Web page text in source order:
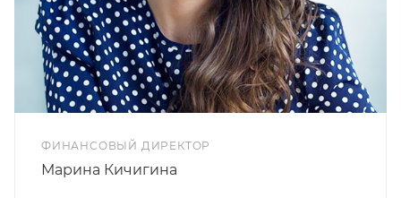
ФИНАНСОВЫЙ ДИРЕКТОР
Марина Кичигина